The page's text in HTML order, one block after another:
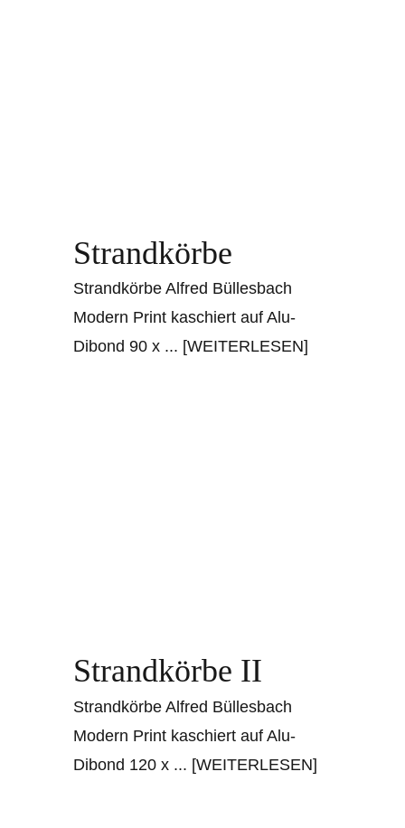
Strandkörbe
Strandkörbe Alfred Büllesbach
Modern Print kaschiert auf Alu-
Dibond 90 x ... [WEITERLESEN]
Strandkörbe II
Strandkörbe Alfred Büllesbach
Modern Print kaschiert auf Alu-
Dibond 120 x ... [WEITERLESEN]